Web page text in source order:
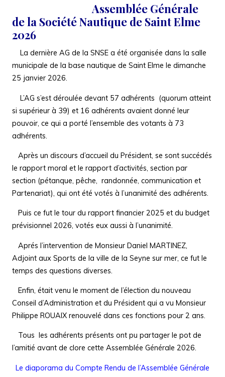
Assemblée Générale
de la Société Nautique de Saint Elme
2026
La dernière AG de la SNSE a été organisée dans la salle
municipale de la base nautique de Saint Elme le dimanche
25 janvier 2026.
L’AG s’est déroulée devant 57 adhérents (quorum atteint
si supérieur à 39) et 16 adhérents avaient donné leur
pouvoir, ce qui a porté l’ensemble des votants à 73
adhérents.
Après un discours d’accueil du Président, se sont succédés
le rapport moral et le rapport d’activités, section par
section (pétanque, pêche, randonnée, communication et
Partenariat), qui ont été votés à l’unanimité des adhérents.
Puis ce fut le tour du rapport financier 2025 et du budget
prévisionnel 2026, votés eux aussi à l’unanimité.
Aprés l’intervention de Monsieur Daniel MARTINEZ,
Adjoint aux Sports de la ville de la Seyne sur mer, ce fut le
temps des questions diverses.
Enfin, était venu le moment de l’élection du nouveau
Conseil d’Administration et du Président qui a vu Monsieur
Philippe ROUAIX renouvelé dans ces fonctions pour 2 ans.
Tous les adhérents présents ont pu partager le pot de
l’amitié avant de clore cette Assemblée Générale 2026.
Le diaporama du Compte Rendu de l’Assemblée Générale